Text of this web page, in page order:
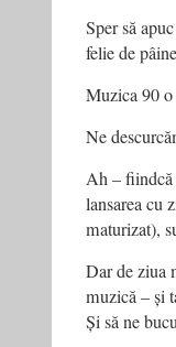
Sper să
felie de
Muzica 90
Ne
Ah – fiindcă
lansarea cu
maturizat),
Dar de ziua
muzică – și
Și să ne